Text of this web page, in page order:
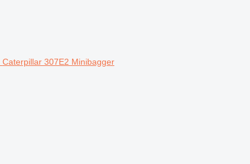
Caterpillar 307E2 Minibagger